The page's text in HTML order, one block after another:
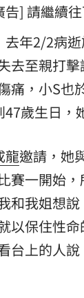
告] 請繼續
去年2/2病
去至親打
痛，小S也
歲生日，
龍邀請，她
賽一開始
和我姐想
以保住性
台上的人